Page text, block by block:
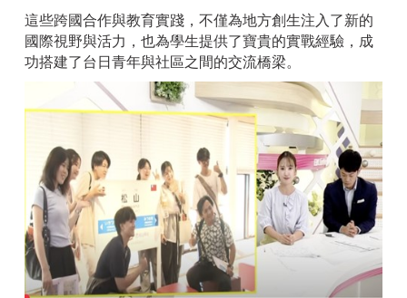
這些跨國合作與教育實踐，不僅為地方創生注入了新的
國際視野與活力，也為學生提供了寶貴的實戰經驗，成
功搭建了台日青年與社區之間的交流橋梁。